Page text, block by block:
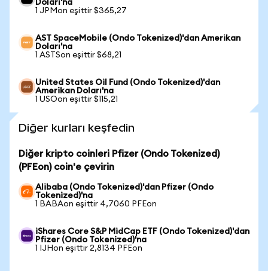
Doları'na
1 JPMon eşittir $365,27
AST SpaceMobile (Ondo Tokenized)'dan Amerikan
Doları'na
1 ASTSon eşittir $68,21
United States Oil Fund (Ondo Tokenized)'dan
Amerikan Doları'na
1 USOon eşittir $115,21
Diğer kurları keşfedin
Diğer kripto coinleri Pfizer (Ondo Tokenized)
(PFEon) coin'e çevirin
Alibaba (Ondo Tokenized)'dan Pfizer (Ondo
Tokenized)'na
1 BABAon eşittir 4,7060 PFEon
iShares Core S&P MidCap ETF (Ondo Tokenized)'dan
Pfizer (Ondo Tokenized)'na
1 IJHon eşittir 2,8134 PFEon